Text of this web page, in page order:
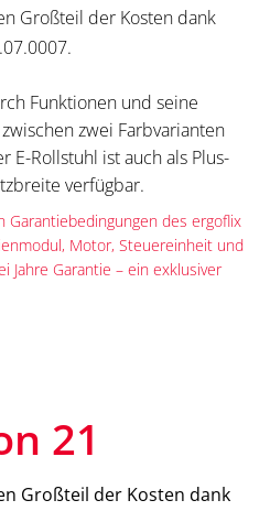
Großteil der Kosten dank
Funktionen und seine
zwei Farbvarianten
E-Rollstuhl ist auch als Plus-
verfügbar.
des ergoflix
Motor, Steuereinheit und
Jahre Garantie – ein exklusiver
21
Großteil der Kosten dank